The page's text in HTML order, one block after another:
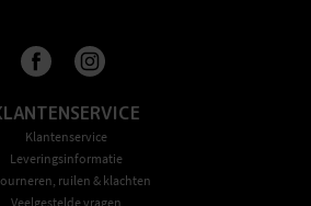
Klantenservice
Leveringsinformatie
ruilen & klachten
Veelgestelde vragen